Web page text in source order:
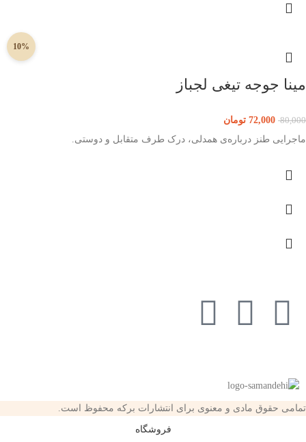
10%
مینا جوجه تیغی لجباز
80,000
72,000 تومان
ماجرایی طنز درباره‌ی همدلی، درک طرف متقابل و دوستی.
تمامی حقوق مادی و معنوی برای انتشارات برکه محفوظ است.
فروشگاه